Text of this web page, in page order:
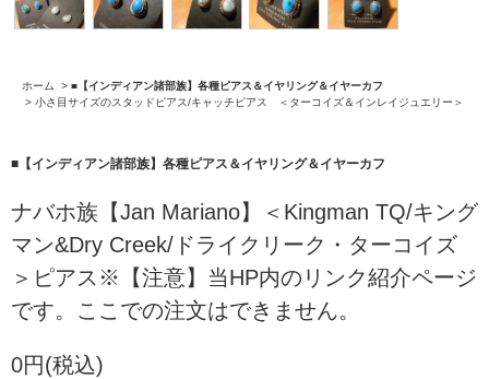
ホーム > ■【インディアン諸部族】各種ピアス＆イヤリング＆イヤーカフ
> 小さ目サイズのスタッドピアス/キャッチピアス ＜ターコイズ＆インレイジュエリー＞
■【インディアン諸部族】各種ピアス＆イヤリング＆イヤーカフ
ナバホ族【Jan Mariano】＜Kingman TQ/キング
マン&Dry Creek/ドライクリーク・ターコイズ
＞ピアス※【注意】当HP内のリンク紹介ページ
です。ここでの注文はできません。
0円(税込)